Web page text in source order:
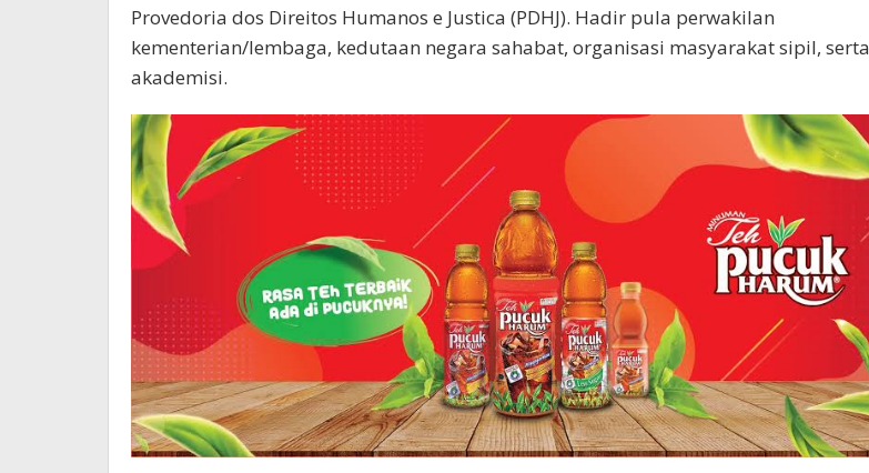
Provedoria dos Direitos Humanos e Justica (PDHJ). Hadir pula perwakilan
kementerian/lembaga, kedutaan negara sahabat, organisasi masyarakat sipil, serta
akademisi.